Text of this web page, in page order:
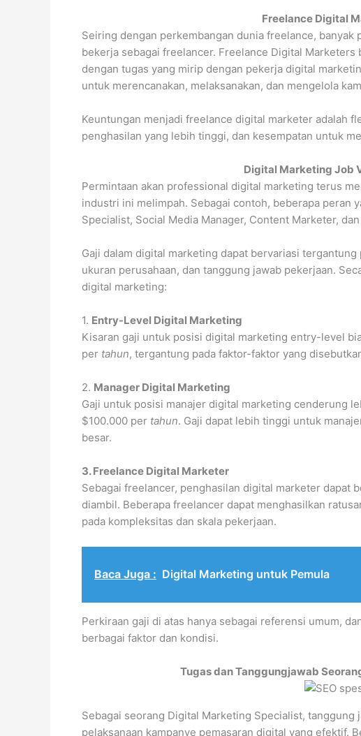
Freelance Digital
Seiring dengan perkembangan dunia freelance,
bekerja sebagai freelancer. Freelance Digital
dengan tugas yang mirip dengan pekerja digital
untuk merencanakan, melaksanakan, dan mengelola
Keuntungan menjadi freelance digital marketer adalah
penghasilan yang lebih tinggi, dan kesempatan untuk
Digital Marketing Job
Permintaan akan professional digital marketing terus
industri ini melimpah. Sebagai contoh, beberapa peran
Specialist, Social Media Manager, Content Marketer,
Gaji dalam digital marketing dapat bervariasi
ukuran perusahaan, dan tanggung jawab pekerjaan.
digital marketing:
1. Entry-Level Digital Marketing
Kisaran gaji untuk posisi digital marketing entry-level
per tahun, tergantung pada faktor-faktor yang
2. Manager Digital Marketing
Gaji untuk posisi manajer digital marketing cenderung
$100.000 per tahun. Gaji dapat lebih tinggi untuk
besar.
3. Freelance Digital Marketer
Sebagai freelancer, penghasilan digital marketer dapat
diambil. Beberapa freelancer dapat menghasilkan
pada kompleksitas dan skala pekerjaan.
Baca Juga : Digital Marketing untuk Pemula
Perkiraan gaji di atas hanya sebagai referensi umum,
berbagai faktor dan kondisi.
Tugas dan Tanggungjawab
Sebagai seorang Digital Marketing Specialist, tanggung
pelaksanaan kampanye pemasaran digital yang efektif.